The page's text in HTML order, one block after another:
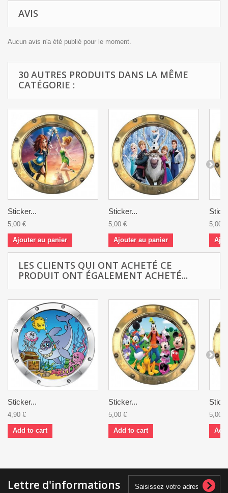
AVIS
Aucun avis n'a été publié pour le moment.
30 AUTRES PRODUITS DANS LA MÊME
CATÉGORIE :
Sticker...
5,00 €
Ajouter au panier
Sticker...
5,00 €
Ajouter au panier
5,00 €
LES CLIENTS QUI ONT ACHETÉ CE
PRODUIT ONT ÉGALEMENT ACHETÉ...
Sticker...
4,90 €
Add to cart
Sticker...
5,00 €
Add to cart
5,00 €
Lettre d'informations